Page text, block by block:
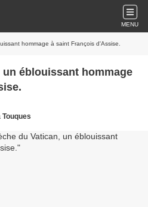
MENU
hommage à saint François d'Assise.
un éblouissant hommage